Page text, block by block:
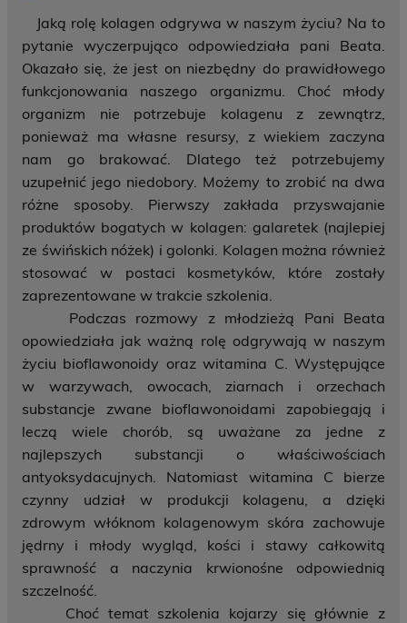
Jaką rolę kolagen odgrywa w naszym życiu? Na to
pytanie wyczerpująco odpowiedziała pani Beata.
Okazało się, że jest on niezbędny do prawidłowego
funkcjonowania naszego organizmu. Choć młody
organizm nie potrzebuje kolagenu z zewnątrz,
ponieważ ma własne resursy, z wiekiem zaczyna
nam go brakować. Dlatego też potrzebujemy
uzupełnić jego niedobory. Możemy to zrobić na dwa
różne sposoby. Pierwszy zakłada przyswajanie
produktów bogatych w kolagen: galaretek (najlepiej
ze świńskich nóżek) i golonki. Kolagen można również
stosować w postaci kosmetyków, które zostały
zaprezentowane w trakcie szkolenia.
Podczas rozmowy z młodzieżą Pani Beata
opowiedziała jak ważną rolę odgrywają w naszym
życiu bioflawonoidy oraz witamina C. Występujące
w warzywach, owocach, ziarnach i orzechach
substancje zwane bioflawonoidami zapobiegają i
leczą wiele chorób, są uważane za jedne z
najlepszych substancji o właściwościach
antyoksydacujnych. Natomiast witamina C bierze
czynny udział w produkcji kolagenu, a dzięki
zdrowym włóknom kolagenowym skóra zachowuje
jędrny i młody wygląd, kości i stawy całkowitą
sprawność a naczynia krwionośne odpowiednią
szczelność.
Choć temat szkolenia kojarzy się głównie z